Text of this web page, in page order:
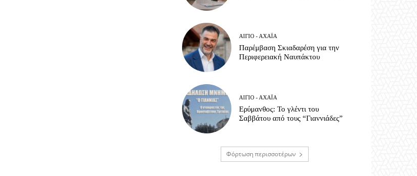
ΑΊΓΙΟ - ΑΧΑΪ́Α
Παρέμβαση Σκιαδαρέση για την
Περιφερειακή Ναυπάκτου
ΑΊΓΙΟ - ΑΧΑΪ́Α
Ερύμανθος: Το γλέντι του
Σαββάτου από τους “Γιαννιάδες”
Φόρτωση περισσοτέρων